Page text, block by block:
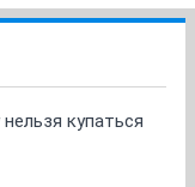
купаться